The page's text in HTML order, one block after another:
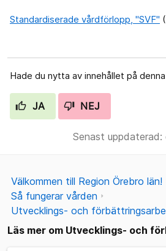
Standardiserade vårdförlopp, "SVF"
Hade du nytta av innehållet på
JA NEJ
Senast uppdaterad:
Välkommen till Region Örebro län!
Så fungerar vården
Utvecklings- och
Läs mer om Utvecklings- och